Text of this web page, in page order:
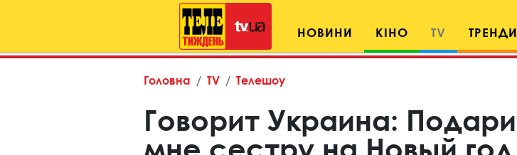
НОВИНИ КІНО TV ТРЕНДИ
Головна TV Телешоу
Говорит Украина:
мне сестру на Новый год